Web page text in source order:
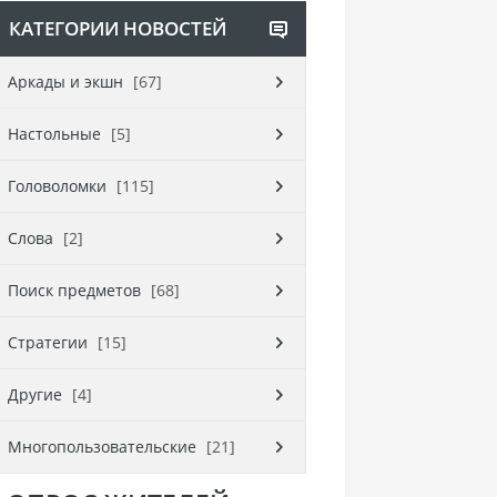
КАТЕГОРИИ НОВОСТЕЙ
Аркады и экшн [67]
Настольные [5]
Головоломки [115]
Слова [2]
Поиск предметов [68]
Стратегии [15]
Другие [4]
Многопользовательские [21]